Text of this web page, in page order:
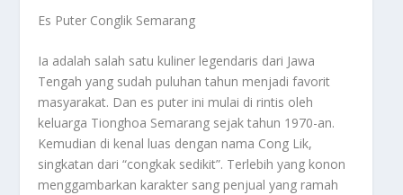
Es Puter Conglik Semarang
Ia adalah salah satu kuliner legendaris dari Jawa
Tengah yang sudah puluhan tahun menjadi favorit
masyarakat. Dan es puter ini mulai di rintis oleh
keluarga Tionghoa Semarang sejak tahun 1970-an.
Kemudian di kenal luas dengan nama Cong Lik,
singkatan dari “congkak sedikit”. Terlebih yang konon
menggambarkan karakter sang penjual yang ramah